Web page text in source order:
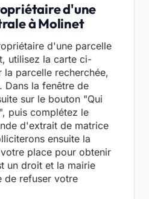
d'une
à Molinet
d'une parcelle
utilisez la carte ci-
la parcelle recherchée,
Dans la fenêtre de
sur le bouton "Qui
puis complétez le
d'extrait de matrice
ensuite la
place pour obtenir
un droit et la mairie
de refuser votre